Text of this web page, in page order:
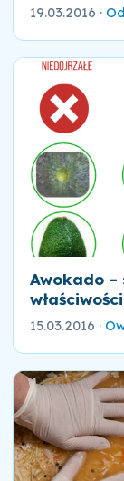
19.03.2016 ·
Awokado –
15.03.2016 ·